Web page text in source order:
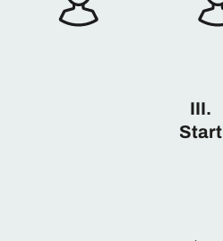
III.
Start